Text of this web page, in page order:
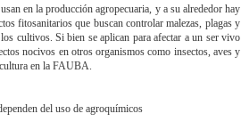
en la producción agropecuaria, y a su alrededor hay
fitosanitarios que buscan controlar malezas, plagas y
cultivos. Si bien se aplican para afectar a un ser vivo
nocivos en otros organismos como insectos, aves y
en la FAUBA.
del uso de agroquímicos